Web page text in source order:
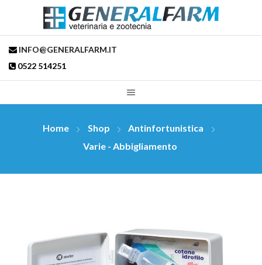
INFO@GENERALFARM.IT
0522 514251
Home Shop
Antinfortunistica
Varie - Abbigliamento